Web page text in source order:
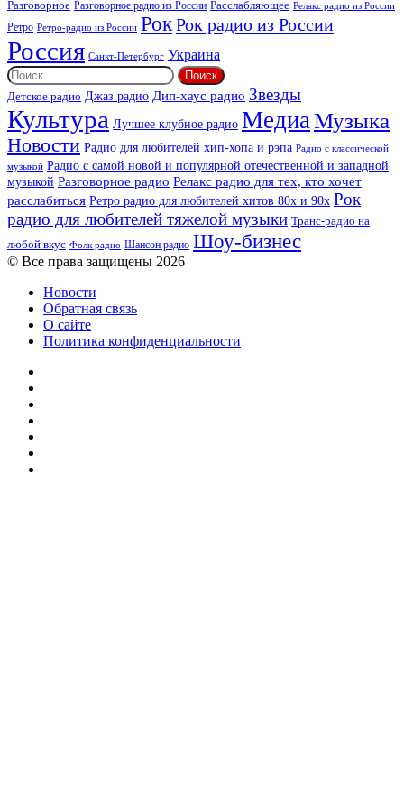
Разговорное Разговорное радио из России Расслабляющее Релакс радио из России
Ретро Ретро-радио из России РокРок радио из России
Россия Санкт-Петербург Украина
Найти:
Детское радио Джаз радио Дип-хаус радио Звезды
Культура Лучшее клубное радио МедиаМузыка
Новости Радио для любителей хип-хопа и рэпа Радио с классической
музыкой Радио с самой новой и популярной отечественной и западной
музыкой Разговорное радио Релакс радио для тех, кто хочет
расслабиться Ретро радио для любителей хитов 80х и 90х Рок
радио для любителей тяжелой музыки Транс-радио на
любой вкус Фолк радио Шансон радио Шоу-бизнес
© Все права защищены 2026
Новости
Обратная связь
О сайте
Политика конфиденциальности